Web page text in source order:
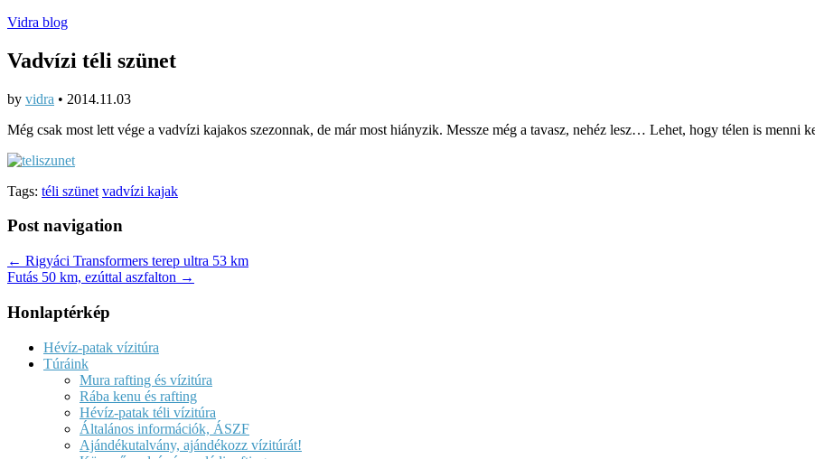
Vidra blog
Vadvízi téli szünet
by vidra • 2014.11.03
Még csak most lett vége a vadvízi kajakos szezonnak, de már most hiányzik. Messze még a tavasz, nehéz lesz… Lehet, hogy télen is menni
Tags: téli szünet vadvízi kajak
Post navigation
← Rigyáci Transformers terep ultra 53 km
Futás 50 km, ezúttal aszfalton →
Honlaptérkép
Hévíz-patak vízitúra
Túráink
Mura rafting és vízitúra
Rába kenu és rafting
Hévíz-patak téli vízitúra
Általános információk, ÁSZF
Ajándékutalvány, ajándékozz vízitúrát!